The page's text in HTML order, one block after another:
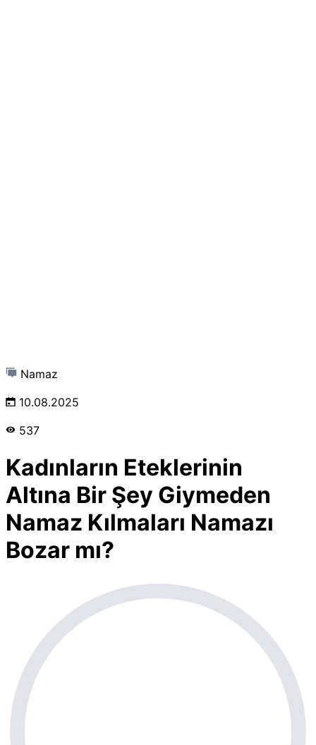
Namaz
10.08.2025
537
Kadınların Eteklerinin
Altına Bir Şey Giymeden
Namaz Kılmaları Namazı
Bozar mı?